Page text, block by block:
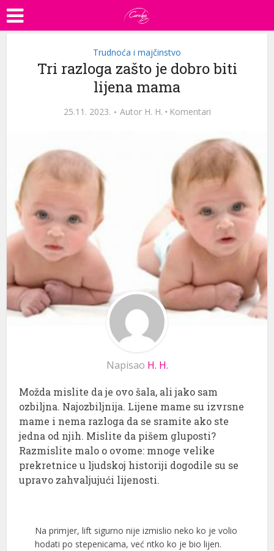
Trudnoća i majčinstvo
Tri razloga zašto je dobro biti
lijena mama
25.11. 2023. Autor H. H. · Komentari
Napisao H. H.
Možda mislite da je ovo šala, ali jako sam
ozbiljna. Najozbiljnija. Lijene mame su izvrsne
mame i nema razloga da se sramite ako ste
jedna od njih. Mislite da pišem gluposti?
Razmislite malo o ovome: mnoge velike
prekretnice u ljudskoj historiji dogodile su se
upravo zahvaljujući lijenosti.
Na primjer, lift sigurno nije izmislio neko ko je volio
hodati po stepenicama, već ntko ko je bio lijen.